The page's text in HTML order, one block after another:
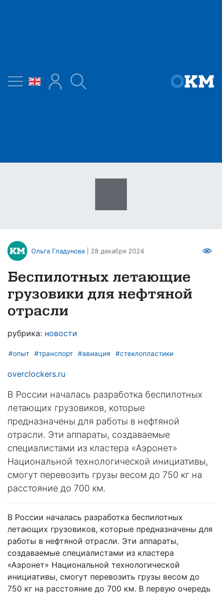
Ольга Гладунова | 28 декабря 2024
Беспилотных летающие
грузовики для нефтяной
отрасли
рубрика: новости
#опыт #транспорт #авиация #стеклопластики
overclockers.ru
В России началась разработка беспилотных
летающих грузовиков, которые
предназначены для работы в нефтяной
отрасли. Эти аппараты, создаваемые
специалистами из кластера «Аэронет»
Национальной технологической инициативы,
смогут перевозить грузы весом до 750 кг на
расстояние до 700 км.
В России началась разработка беспилотных
летающих грузовиков, которые предназначены для
работы в нефтяной отрасли. Эти аппараты,
создаваемые специалистами из кластера
«Аэронет» Национальной технологической
инициативы, смогут перевозить грузы весом до
750 кг на расстояние до 700 км. В первую очередь